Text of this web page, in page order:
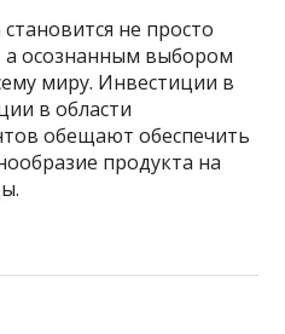
не просто
осознанным выбором
миру. Инвестиции в
в области
обещают обеспечить
продукта на